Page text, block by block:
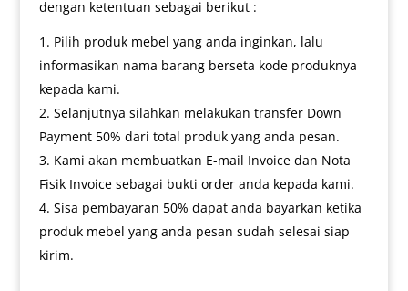
dengan ketentuan sebagai berikut :
Pilih produk mebel yang anda inginkan, lalu
informasikan nama barang berseta kode produknya
kepada kami.
Selanjutnya silahkan melakukan transfer Down
Payment 50% dari total produk yang anda pesan.
Kami akan membuatkan E-mail Invoice dan Nota
Fisik Invoice sebagai bukti order anda kepada kami.
Sisa pembayaran 50% dapat anda bayarkan ketika
produk mebel yang anda pesan sudah selesai siap
kirim.